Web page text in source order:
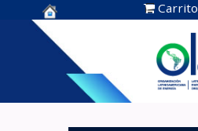
Centro de
Documentación
OLADE -
Carrito